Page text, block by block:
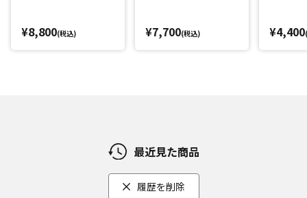
¥8,800(税込) ¥7,700(税込) ¥4,400
最近見た商品
履歴を削除